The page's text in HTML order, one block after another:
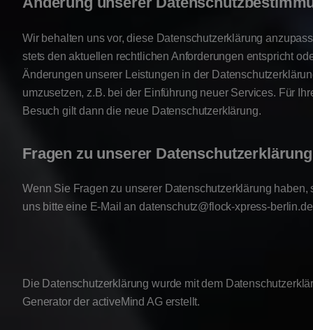
Wir behalten uns vor, diese Datenschutzerklärung
stets den aktuellen rechtlichen Anforderungen entspricht
Änderungen unserer Leistungen in der
umzusetzen, z.B. bei der Einführung neuer Services. Für
Besuch gilt dann die neue Datenschutzerklärung.
Fragen zu unserer Datenschutzerklärung
Wenn Sie Fragen zu unserer Datenschutzerklärung haben,
uns bitte eine E-Mail an datenschutz@flock-xpress-
Die Datenschutzerklärung wurde mit dem
Generator der activeMind AG erstellt.